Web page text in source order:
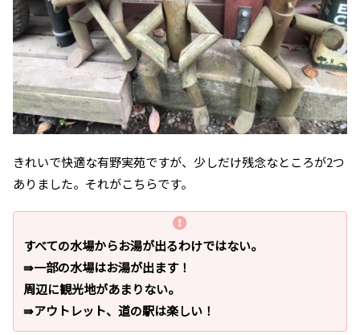
きれいで快適な有野実苑ですが、少しだけ残念なところが2つ
ありました。それがこちらです。
すべての水場からお湯が出るわけではない。
⇛一部の水場はお湯が出ます！
周辺に観光地があまりない。
⇛アウトレット、道の駅は楽しい！